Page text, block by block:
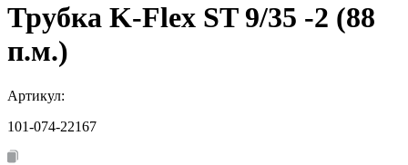
Трубка K-Flex ST 9/35 -2 (88
п.м.)
Артикул:
101-074-22167